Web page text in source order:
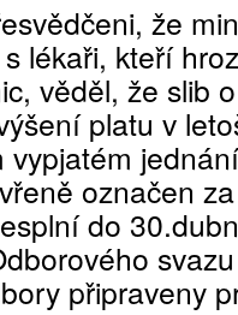
že
lékaři, kteří
věděl, že slib o
platu v
označen
do
připraveny